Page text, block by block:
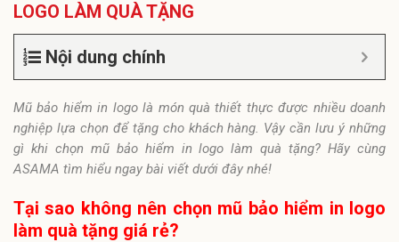
LOGO LÀM QUÀ TẶNG
Nội dung chính
Mũ bảo hiểm in logo là món quà thiết thực được nhiều doanh
nghiệp lựa chọn để tặng cho khách hàng. Vậy cần lưu ý những
gì khi chọn mũ bảo hiểm in logo làm quà tặng? Hãy cùng
ASAMA tìm hiểu ngay bài viết dưới đây nhé!
Tại sao không nên chọn mũ bảo hiểm in logo
làm quà tặng giá rẻ?